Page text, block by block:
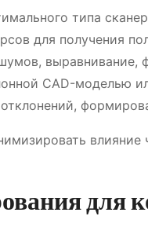
типа
для получения
выравнивание,
CAD-моделью
влияние
для